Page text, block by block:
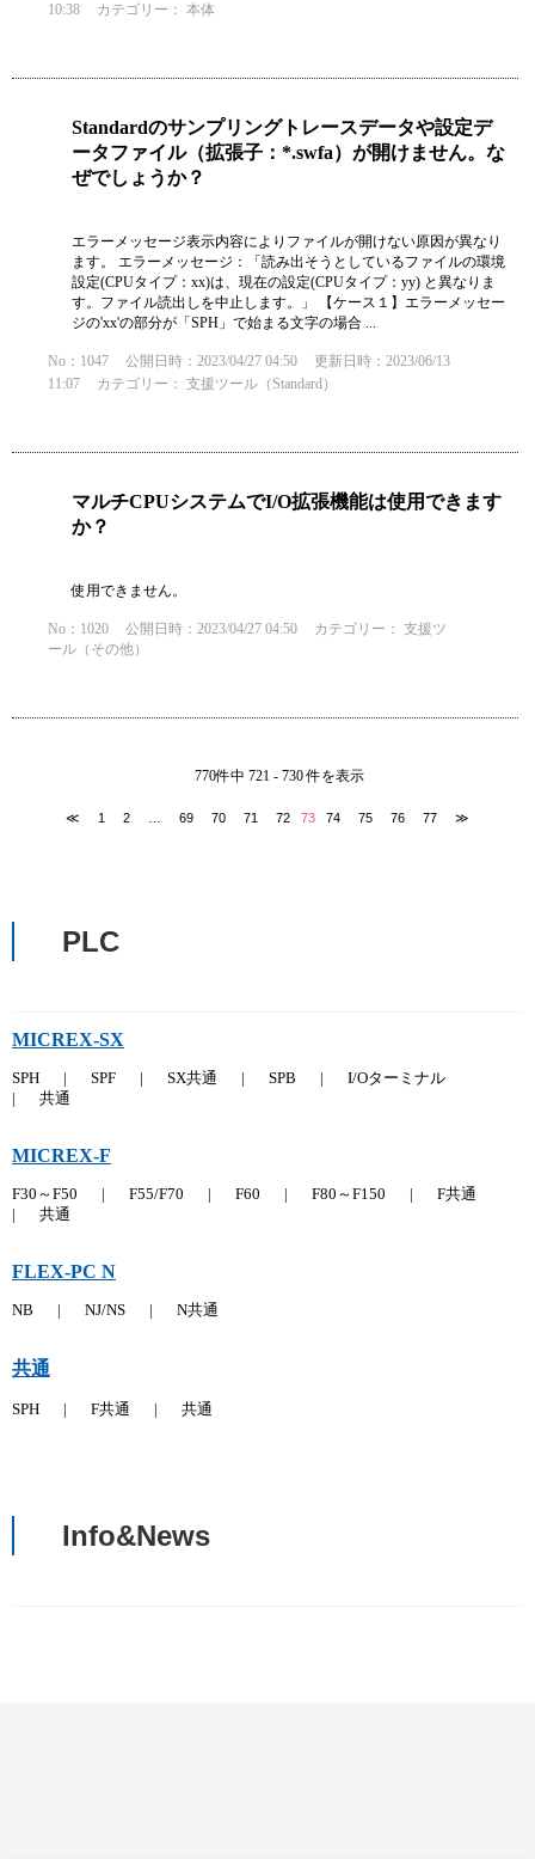
10:38
カテゴリー： 本体
Standardのサンプリングトレースデータや設定デ
ータファイル（拡張子：*.swfa）が開けません。な
ぜでしょうか？
エラーメッセージ表示内容によりファイルが開けない原因が異なり
ます。 エラーメッセージ：「読み出そうとしているファイルの環境
設定(CPUタイプ：xx)は、現在の設定(CPUタイプ：yy) と異なりま
す。ファイル読出しを中止します。」 【ケース１】エラーメッセー
ジの'xx'の部分が「SPH」で始まる文字の場合 ...
No：1047 公開日時：2023/04/27 04:50
更新日時：2023/06/13
11:07
カテゴリー： 支援ツール（Standard）
マルチCPUシステムでI/O拡張機能は使用できます
か？
使用できません。
No：1020 公開日時：2023/04/27 04:50 カテゴリー： 支援ツ
ール（その他）
770件中 721 - 730 件を表示
≪ 1 2 69 70 71 72 73 74 75 76 77 ≫
PLC
MICREX-SX
SPH SPF SX共通 SPB
I/Oターミナル
共通
MICREX-F
F30～F50 F55/F70 F60 F80～F150
F共通
共通
FLEX-PC N
NB NJ/NS N共通
共通
SPH F共通 共通
Info&News